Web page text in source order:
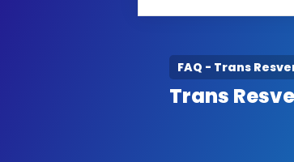
FAQ - Trans
Trans